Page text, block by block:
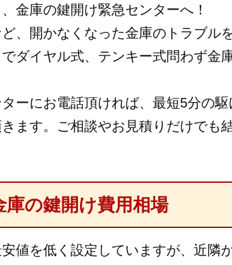
金庫の鍵開け緊急センターへ！
、開かなくなった金庫のトラブル
ダイヤル式、テンキー式問わず金
ーにお電話頂ければ、最短5分の
ます。ご相談やお見積りだけでも
庫の鍵開け費用相場
値を低く設定していますが、近隣